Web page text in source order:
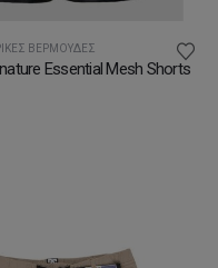
ΒΕΡΜΟΎΔΕΣ
Essential Mesh Shorts